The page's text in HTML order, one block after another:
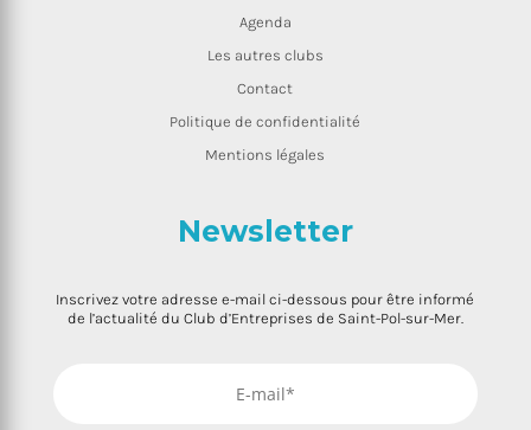
Agenda
Les autres clubs
Contact
Politique de confidentialité
Mentions légales
Newsletter
Inscrivez votre adresse e-mail ci-dessous pour être informé
de l’actualité du Club d’Entreprises de Saint-Pol-sur-Mer.